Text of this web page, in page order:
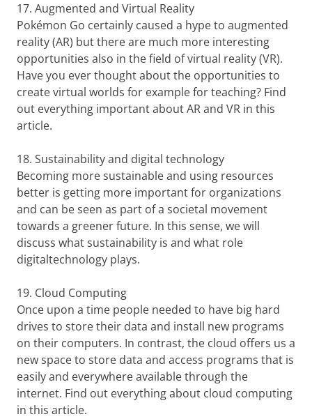
17. Augmented and Virtual Reality
Pokémon Go certainly caused a hype to augmented
reality (AR) but there are much more interesting
opportunities also in the field of virtual reality (VR).
Have you ever thought about the opportunities to
create virtual worlds for example for teaching? Find
out everything important about AR and VR in this
article.
18. Sustainability and digital technology
Becoming more sustainable and using resources
better is getting more important for organizations
and can be seen as part of a societal movement
towards a greener future. In this sense, we will
discuss what sustainability is and what role
digitaltechnology plays.
19. Cloud Computing
Once upon a time people needed to have big hard
drives to store their data and install new programs
on their computers. In contrast, the cloud offers us a
new space to store data and access programs that is
easily and everywhere available through the
internet. Find out everything about cloud computing
in this article.